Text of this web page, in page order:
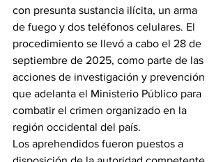
con presunta sustancia ilícita, un arma
de fuego y dos teléfonos celulares. El
procedimiento se llevó a cabo el 28 de
septiembre de 2025, como parte de las
acciones de investigación y prevención
que adelanta el Ministerio Público para
combatir el crimen organizado en la
región occidental del país.
Los aprehendidos fueron puestos a